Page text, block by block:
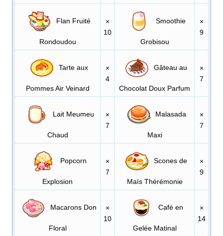
Flan Fruité
Rondoudou
×
10
Smoothie
Grobisou
×
9
Tarte aux
Pommes Air Veinard
×
4
Gâteau au
Chocolat Doux Parfum
×
7
Lait Meumeu
Chaud
×
7
Malasada
Maxi
×
7
Popcorn
Explosion
×
7
Scones de
Maïs Thérémonie
×
9
Macarons Don
Floral
×
10
Café en
Gelée Matinal
×
14